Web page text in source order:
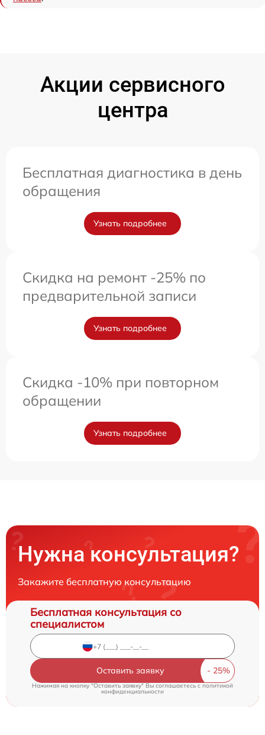
Акции сервисного
центра
Бесплатная диагностика в день
обращения
Узнать подробнее
Скидка на ремонт -25% по
предварительной записи
Узнать подробнее
Скидка -10% при повторном
обращении
Узнать подробнее
Нужна консультация?
Закажите бесплатную консультацию
Бесплатная консультация со
специалистом
Оставить заявку
Нажимая на кнопку "Оставить заявку" Вы соглашаетесь cполитикой
конфиденциальности